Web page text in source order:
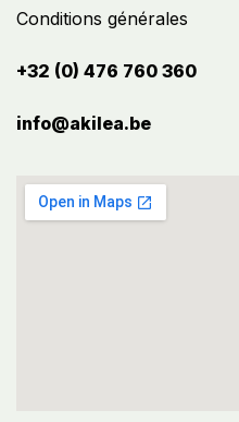
Conditions générales
+32 (0) 476 760 360
info@akilea.be​